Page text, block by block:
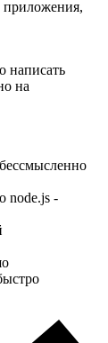
приложения,
написать
на
node.js -